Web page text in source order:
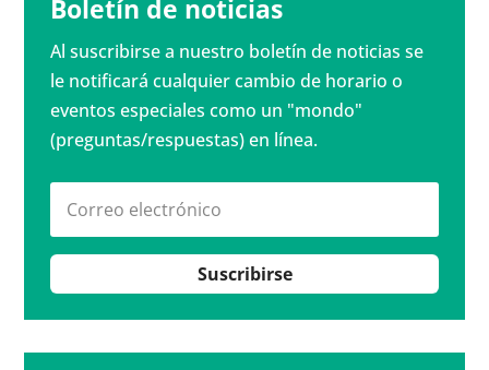
Boletín de noticias
Al suscribirse a nuestro boletín de noticias se
le notificará cualquier cambio de horario o
eventos especiales como un "mondo"
(preguntas/respuestas) en línea.
Suscribirse